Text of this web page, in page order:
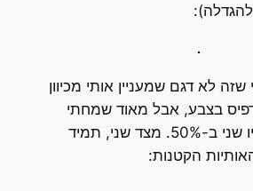
לא דגם שמעניין אותי מכיוון
בצבע, אבל מאוד שמחתי
לשמוע שאקבל דיו שני ב-50%. מצד שני, תמיד
הקטנות: